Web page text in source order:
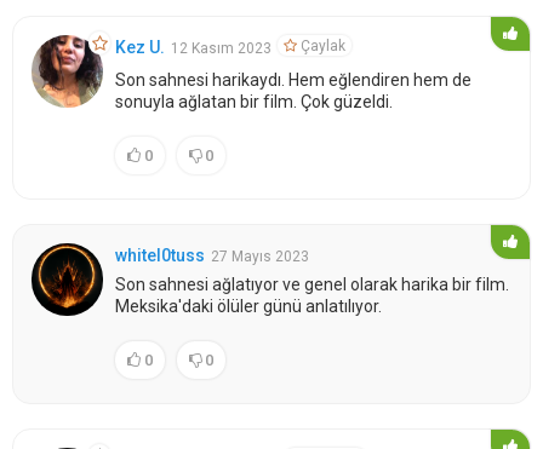
Kez U. 12 Kasım 2023 Çaylak
Son sahnesi harikaydı. Hem eğlendiren hem de
sonuyla ağlatan bir film. Çok güzeldi.
0 0
whitel0tuss 27 Mayıs 2023
Son sahnesi ağlatıyor ve genel olarak harika bir film.
Meksika'daki ölüler günü anlatılıyor.
0 0